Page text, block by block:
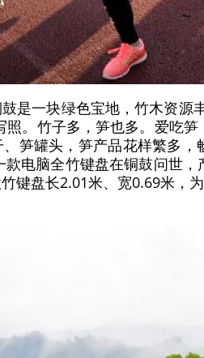
是一块绿色宝地，竹木资源
照。竹子多，笋也多。爱吃
笋罐头，笋产品花样繁多，
电脑全竹键盘在铜鼓问世
键盘长2.01米、宽0.69米，